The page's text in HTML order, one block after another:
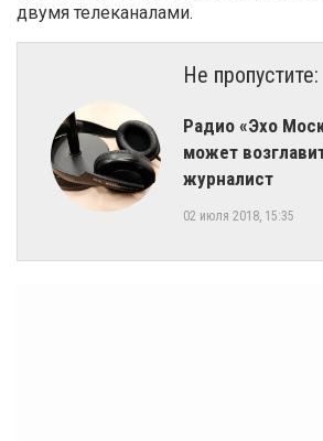
двумя телеканалами.
Не пропустите:
Радио «Эхо
может
журналист
02 июля 2018, 15:35